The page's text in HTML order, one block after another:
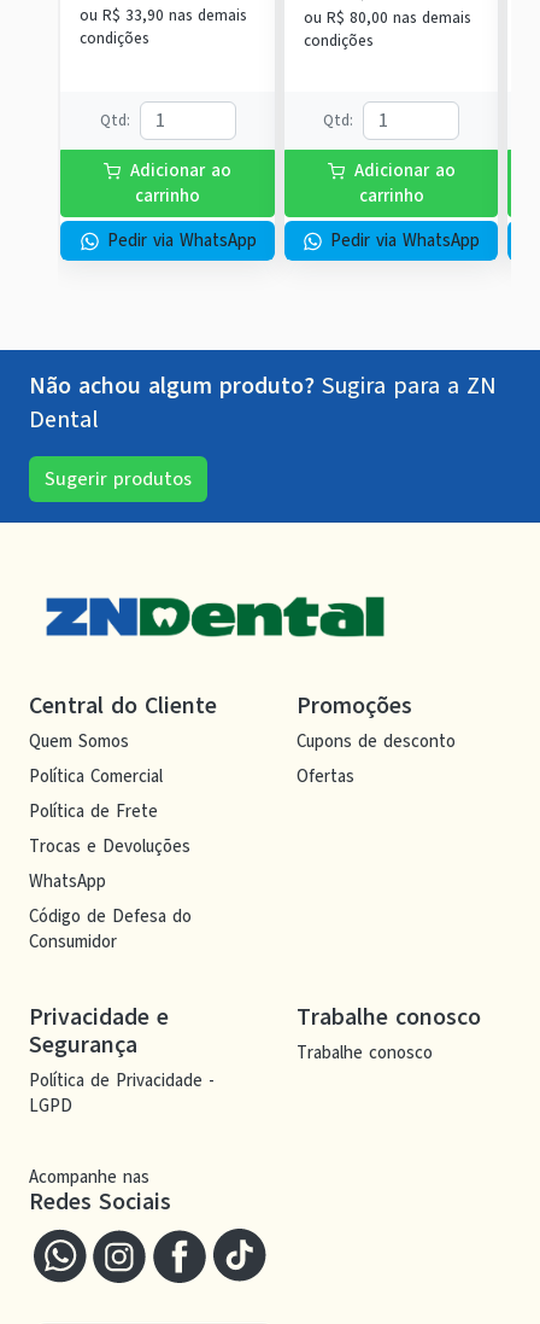
ouR$ 33,90 nas demais
condições
Qtd:
Adicionar ao
carrinho
Pedir via WhatsApp
ou R$ 80,00 nas demais
condições
Qtd:
Adicionar ao
carrinho
Pedir via WhatsApp
Não achou algum produto? Sugira para a ZN
Dental
Sugerir produtos
Central do Cliente
Quem Somos
Política Comercial
Política de Frete
Trocas e Devoluções
WhatsApp
Código de Defesa do
Consumidor
Promoções
Cupons de desconto
Ofertas
Privacidade e
Segurança
Política de Privacidade -
LGPD
Trabalhe conosco
Trabalhe conosco
Acompanhe nas
Redes Sociais